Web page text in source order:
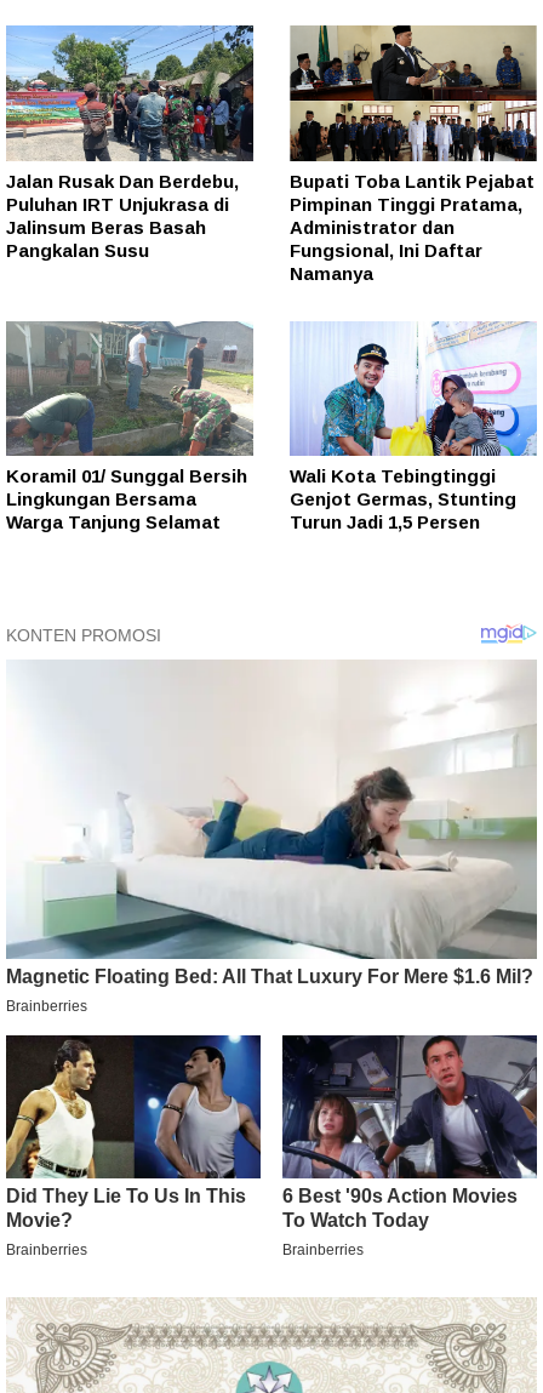
Jalan Rusak Dan Berdebu,
Puluhan IRT Unjukrasa di
Jalinsum Beras Basah
Pangkalan Susu
Bupati Toba Lantik Pejabat
Pimpinan Tinggi Pratama,
Administrator dan
Fungsional, Ini Daftar
Namanya
Koramil 01/ Sunggal Bersih
Lingkungan Bersama
Warga Tanjung Selamat
Wali Kota Tebingtinggi
Genjot Germas, Stunting
Turun Jadi 1,5 Persen